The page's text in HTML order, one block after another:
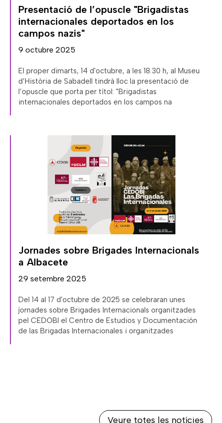
Presentació de l’opuscle "Brigadistas
internacionales deportados en los
campos nazis"
9 octubre 2025
El proper dimarts, 14 d'octubre, a les 18.30 h, al Museu
d’Història de Sabadell tindrà lloc la presentació de
l’opuscle que porta per títol: "Brigadistas
internacionales deportados en los campos na
Jornades sobre Brigades Internacionals
a Albacete
29 setembre 2025
Del 14 al 17 d'octubre de 2025 se celebraran unes
jornades sobre Brigades Internacionals organitzades
pel CEDOBI el Centro de Estudios y Documentación
de las Brigadas Internacionales i organitzades
Veure totes les notícies